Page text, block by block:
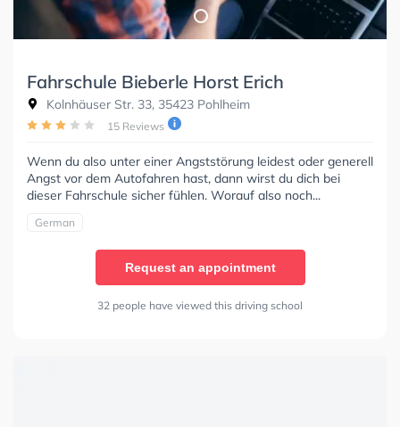
Fahrschule Bieberle Horst Erich
Kolnhäuser Str. 33, 35423 Pohlheim
15 Reviews
Wenn du also unter einer Angststörung leidest oder generell
Angst vor dem Autofahren hast, dann wirst du dich bei
dieser Fahrschule sicher fühlen. Worauf also noch...
German
Request an appointment
32 people have viewed this driving school